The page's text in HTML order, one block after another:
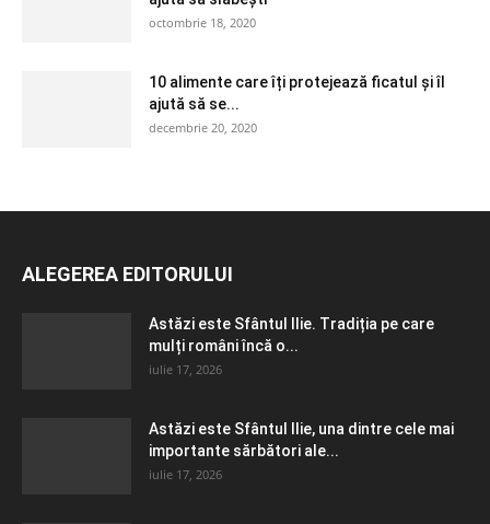
octombrie 18, 2020
10 alimente care îți protejează ficatul și îl
ajută să se...
decembrie 20, 2020
ALEGEREA EDITORULUI
Astăzi este Sfântul Ilie. Tradiția pe care
mulți români încă o...
iulie 17, 2026
Astăzi este Sfântul Ilie, una dintre cele mai
importante sărbători ale...
iulie 17, 2026